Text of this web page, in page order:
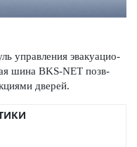
управ­ления эвакуацио­
шина BKS-NET позв­
дверей.